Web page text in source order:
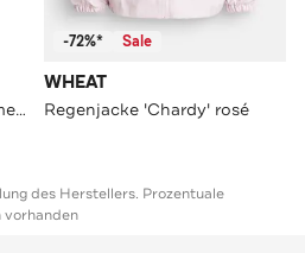
Zehentrenner 'Epic Flip' mehrfarbig
-72%* Sale
WHEAT
Regenjacke 'Chardy' rosé
des Herstellers. Prozentuale
vorhanden